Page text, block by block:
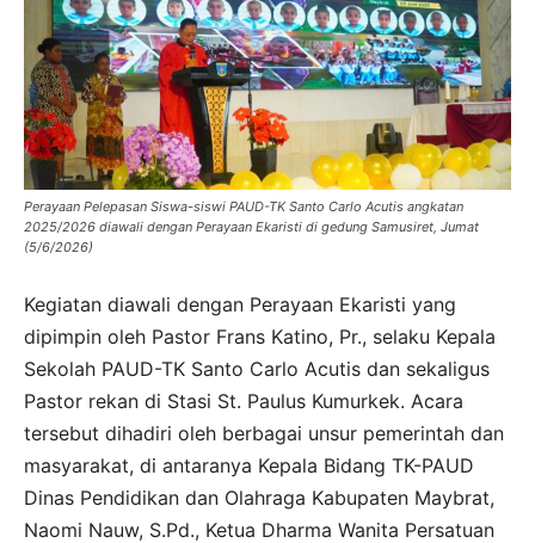
Perayaan Pelepasan Siswa-siswi PAUD-TK Santo Carlo Acutis angkatan
2025/2026 diawali dengan Perayaan Ekaristi di gedung Samusiret, Jumat
(5/6/2026)
Kegiatan diawali dengan Perayaan Ekaristi yang
dipimpin oleh Pastor Frans Katino, Pr., selaku Kepala
Sekolah PAUD-TK Santo Carlo Acutis dan sekaligus
Pastor rekan di Stasi St. Paulus Kumurkek. Acara
tersebut dihadiri oleh berbagai unsur pemerintah dan
masyarakat, di antaranya Kepala Bidang TK-PAUD
Dinas Pendidikan dan Olahraga Kabupaten Maybrat,
Naomi Nauw, S.Pd., Ketua Dharma Wanita Persatuan